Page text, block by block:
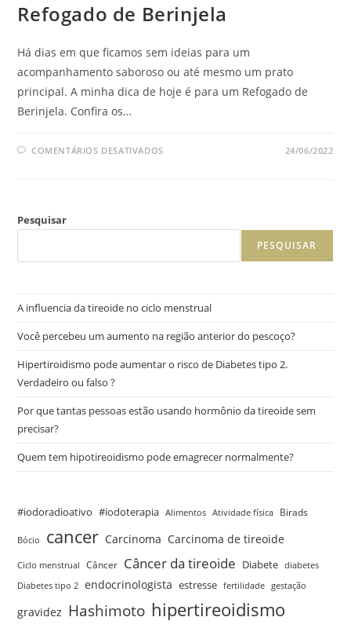
Refogado de Berinjela
Há dias em que ficamos sem ideias para um
acompanhamento saboroso ou até mesmo um prato
principal. A minha dica de hoje é para um Refogado de
Berinjela. Confira os…
COMENTÁRIOS DESATIVADOS 24/06/2022
Pesquisar
PESQUISAR
A influencia da tireoide no ciclo menstrual
Você percebeu um aumento na região anterior do pescoço?
Hipertiroidismo pode aumentar o risco de Diabetes tipo 2.
Verdadeiro ou falso ?
Por que tantas pessoas estão usando hormônio da tireoide sem
precisar?
Quem tem hipotireoidismo pode emagrecer normalmente?
#iodoradioativo #iodoterapia Alimentos Atividade física Birads
Bócio cancer Carcinoma Carcinoma de tireoide
Ciclo menstrual Câncer Câncer da tireoide Diabete
diabetes
Diabetes tipo 2
endocrinologista estresse fertilidade gestação
gravidez Hashimoto hipertireoidismo